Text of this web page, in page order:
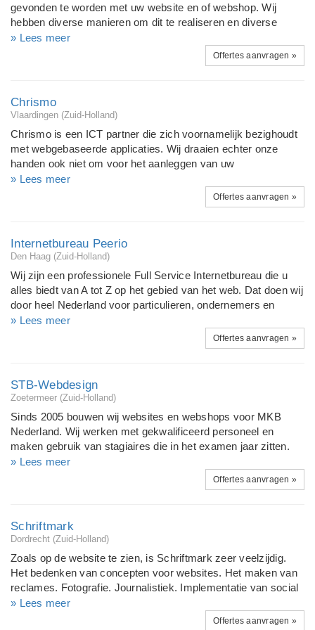
zomaar uit de lucht. Wij wel!
gevonden te worden met uw website en of webshop. Wij
hebben diverse manieren om dit te realiseren en diverse
klanten hebben deze dient met tevredenheid afgenomen.
Onderhoud aan uw website vraagt gespecialiseerde kennis,
Webpeer heeft deze kennis in huis en wilt u hierbij graag
ons op. Naast webpeer hebben wij ook MKB-winkel.nl in
leven geroepen. mede omdat wij merken er steeds meer
dienst, die elk een eigen specialisme heeft, komen wij er niet
uit hebben wij een netwerk van ruim 15 freelancers.
» Lees meer
Offertes aanvragen »
Chrismo
Vlaardingen (Zuid-Holland)
Chrismo is een ICT partner die zich voornamelijk bezighoudt
met webgebaseerde applicaties. Wij draaien echter onze
handen ook niet om voor het aanleggen van uw
bedrijfsnetwerk of de aanschaf van hardware en meer
Chrismo erkent dat geen één situatie hetzelfde is, en biedt
daarom maatwerk oplossingen. Deze komt tot stand door
oplossing, voor een unieke situatie Door deze manier van
werken levert Chrismo een compleet pakket van diensten die
kunnen ook uw partner worden! Chrismo. De totaaloplossing
voor particulieren, MKB en grootzakelijk
» Lees meer
Offertes aanvragen »
Internetbureau Peerio
Den Haag (Zuid-Holland)
Wij zijn een professionele Full Service Internetbureau die u
alles biedt van A tot Z op het gebied van het web. Dat doen wij
door heel Nederland voor particulieren, ondernemers en
bedrijven. Wij bieden: (Responsive)Websites Professionele
Webdesign (Goed beveiligde)Webshops Zoekmachine
Optimalisatie(SEO) Zoekmachine Adverteren(SEA) Grafisch
Drupal, Magento, TYPO3, Joomla en veel meer! Cursussen
SEO en WordPress (Social Media)Campagnes En veel meer
en best beveiligde websites opleveren! Samen met u zijn WIJ
succesvol!
» Lees meer
Offertes aanvragen »
STB-Webdesign
Zoetermeer (Zuid-Holland)
Sinds 2005 bouwen wij websites en webshops voor MKB
Nederland. Wij werken met gekwalificeerd personeel en
maken gebruik van stagiaires die in het examen jaar zitten.
Dit zijn zeer enthousiaste en gemotiveerde mensen. Op deze
wijze kunnen wij op voor u op goedkope wijze professionele
websites en webshops bouwen. Websites ontwerpen we het
ook voor u makkelijk maakt om bij te werken. Webshops
bouwen we met het CMS Magento. een uittreksel van onze
speelgoedwinkel.nl madhurabags.com (concrete websites) :
mooielijn.nl robhagman.nl
» Lees meer
Offertes aanvragen »
Schriftmark
Dordrecht (Zuid-Holland)
Zoals op de website te zien, is Schriftmark zeer veelzijdig.
Het bedenken van concepten voor websites. Het maken van
reclames. Fotografie. Journalistiek. Implementatie van social
media. Copywriting. Het geven van trainingen aan redacties
van magazines over inhoud en schrijfstijl. En bovendien een
» Lees meer
Offertes aanvragen »